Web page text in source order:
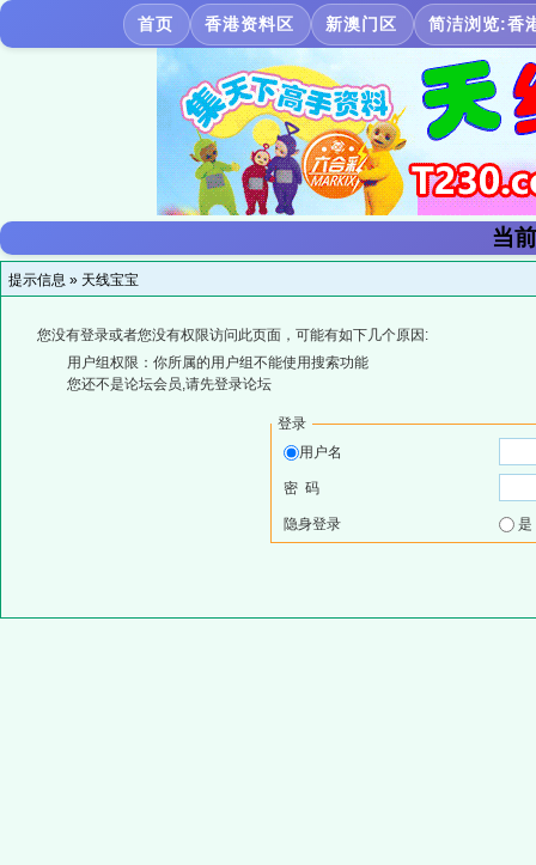
首页 香港资料区 新澳门区 简洁浏览:香
当
提示信息 » 天线宝宝
您没有登录或者您没有权限访问此页面，可能有如下几个原因:
用户组权限：你所属的用户组不能使用搜索功能
您还不是论坛会员,请先登录论坛
登录
用户名
密 码
隐身登录